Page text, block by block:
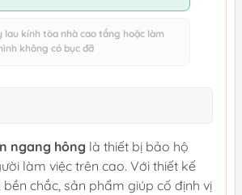
lau kính tòa nhà cao tầng hoặc làm
không có bục đỡ
ngang hông là thiết bị bảo hộ
làm việc trên cao. Với thiết kế
chắc, sản phẩm giúp cố định vị